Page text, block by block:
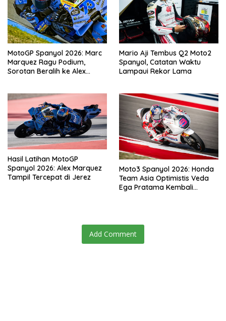
MotoGP Spanyol 2026: Marc
Marquez Ragu Podium,
Sorotan Beralih ke Alex
Mario Aji Tembus Q2 Moto2
Spanyol, Catatan Waktu
Lampaui Rekor Lama
Hasil Latihan MotoGP
Spanyol 2026: Alex Marquez
Tampil Tercepat di Jerez
Moto3 Spanyol 2026: Honda
Team Asia Optimistis Veda
Ega Pratama Kembali
Add Comment